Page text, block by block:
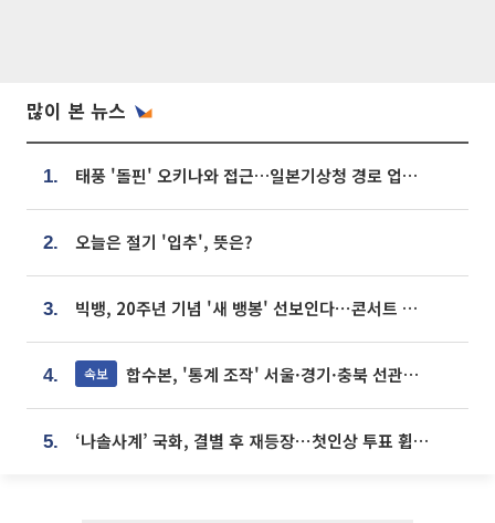
많이 본 뉴스
1. 태풍 '돌핀' 오키나와 접근…일본기상청 경로 업데이트
2. 오늘은 절기 '입추', 뜻은?
3. 빅뱅, 20주년 기념 '새 뱅봉' 선보인다⋯콘서트 앞두고 팝업 개최
4. 속보 합수본, '통계 조작' 서울·경기·충북 선관위 등 추가 압수수색
5. ‘나솔사계’ 국화, 결별 후 재등장⋯첫인상 투표 휩쓸고 ‘인기녀’ 등극